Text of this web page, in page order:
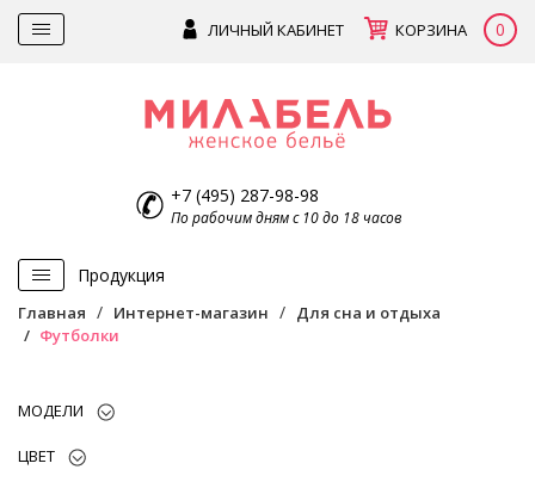
ЛИЧНЫЙ КАБИНЕТ КОРЗИНА 0
+7 (495) 287-98-98
По рабочим дням с 10 до 18 часов
Продукция
Главная Интернет-магазин
Для сна и отдыха
Футболки
МОДЕЛИ
ЦВЕТ